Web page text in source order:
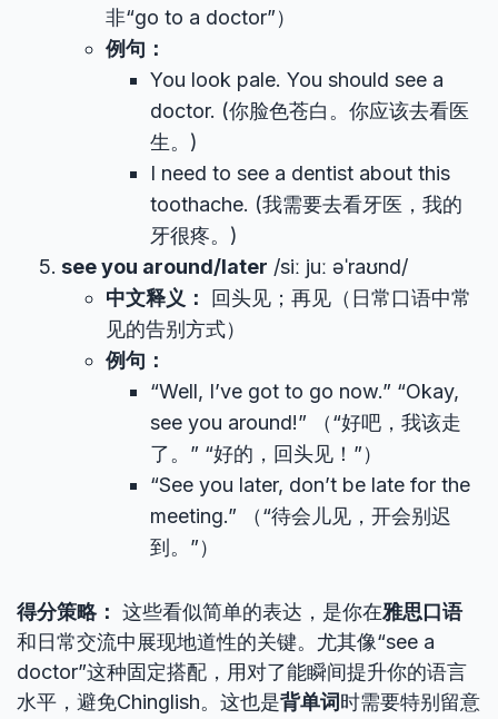
非“go to a doctor”）
例句：
You look pale. You should see a
doctor. (你脸色苍白。你应该去看医
生。)
I need to see a dentist about this
toothache. (我需要去看牙医，我的
牙很疼。)
see you around/later /siː juː əˈraʊnd/
中文释义：
回头见；再见（日常口语中常
见的告别方式）
例句：
“Well, I’ve got to go now.” “Okay,
see you around!” （“好吧，我该走
了。” “好的，回头见！”）
“See you later, don’t be late for the
meeting.” （“待会儿见，开会别迟
到。”）
得分策略： 这些看似简单的表达，是你在雅思口语
和日常交流中展现地道性的关键。尤其像“see a
doctor”这种固定搭配，用对了能瞬间提升你的语言
水平，避免Chinglish。这也是背单词时需要特别留意